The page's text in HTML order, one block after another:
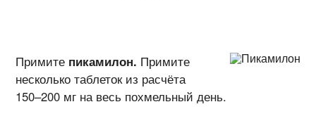
Примите пикамилон. Примите
несколько таблеток из расчёта
150–200 мг на весь похмельный день.